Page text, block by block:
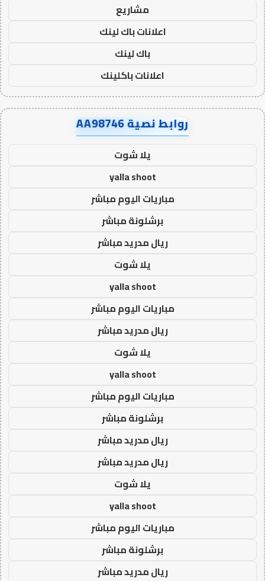
مشاريع
اعلانات باك لينك
باك لينك
اعلانات باكلينك
روابط نصية AA98746
يلا شوت
yalla shoot
مباريات اليوم مباشر
برشلونة مباشر
ريال مدريد مباشر
يلا شوت
yalla shoot
مباريات اليوم مباشر
ريال مدريد مباشر
يلا شوت
yalla shoot
مباريات اليوم مباشر
برشلونة مباشر
ريال مدريد مباشر
ريال مدريد مباشر
يلا شوت
yalla shoot
مباريات اليوم مباشر
برشلونة مباشر
ريال مدريد مباشر